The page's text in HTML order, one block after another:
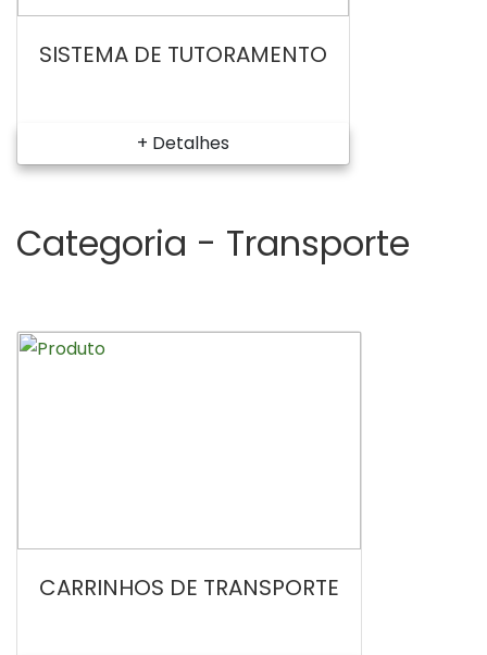
SISTEMA DE TUTORAMENTO
+ Detalhes
Categoria - Transporte
CARRINHOS DE TRANSPORTE